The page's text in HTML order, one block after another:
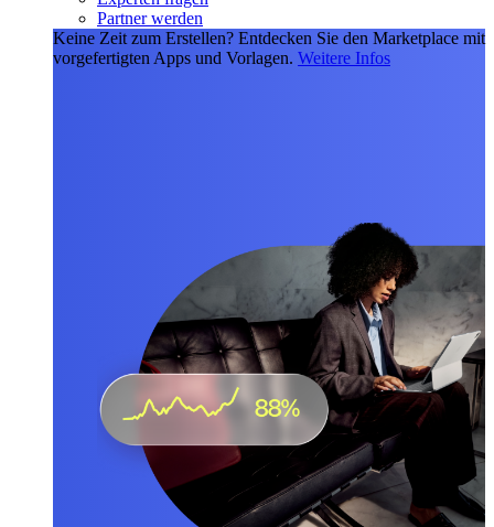
Partner werden
Keine Zeit zum Erstellen? Entdecken Sie den Marketplace mit
vorgefertigten Apps und Vorlagen. Weitere Infos